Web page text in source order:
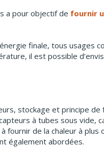
a pour objectif de fournir
finale, tous usages
il est possible
stockage et principe de
à tubes sous vide,
de la chaleur à plus
également abordées.